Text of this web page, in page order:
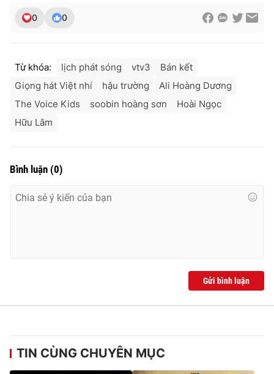
0 0
Từ khóa: lịch phát sóng vtv3
Bán kết
Giọng hát Việt nhí
hậu trường
Ali Hoàng Dương
The Voice Kids
soobin hoàng sơn
Hoài Ngọc
Hữu Lâm
Bình luận (0)
Gửi bình luận
TIN CÙNG CHUYÊN MỤC